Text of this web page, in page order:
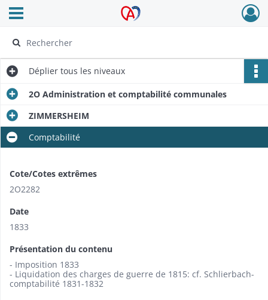
Archives Alsace - Colmar
Ouvrir le menu déroulant
Déplier tous les niveaux
2O Administration et comptabilité communales
ZIMMERSHEIM
Comptabilité
Cote/Cotes extrêmes
2O2282
Date
1833
Présentation du contenu
- Imposition 1833
- Liquidation des charges de guerre de 1815: cf. Schlierbach-
comptabilité 1831-1832